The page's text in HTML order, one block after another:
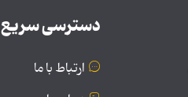
دسترسی سریع
ارتباط با ما